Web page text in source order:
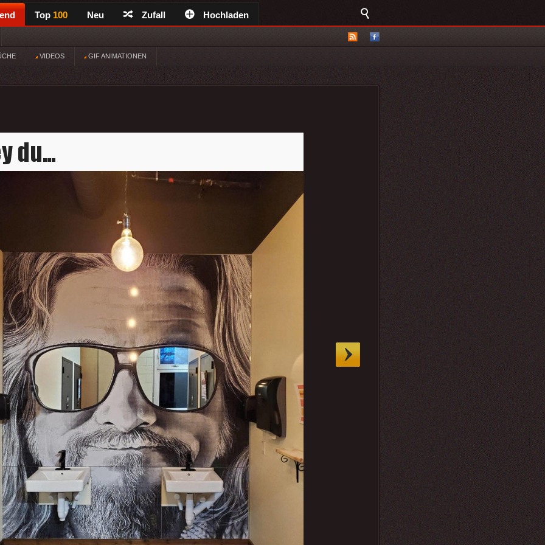
Top 100 Neu Zufall Hochladen
VIDEOS GIF ANIMATIONEN